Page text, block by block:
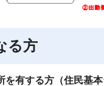
る方
を有する方（住民基